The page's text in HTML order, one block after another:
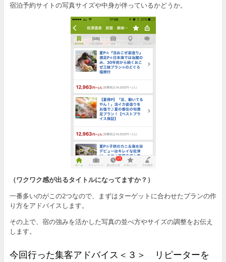
宿泊予約サイトの写真サイズや中身が伴っているかどうか。
（ワクワク感が出るタイトルになってますか？）
一番多いのがこの2つなので、まずはターゲットに合わせたプランの作
り方をアドバイスします。
その上で、宿の強みを活かした写真の並べ方やサイズの調整をお伝え
します。
今回行った集客アドバイス＜３＞ リピーターを